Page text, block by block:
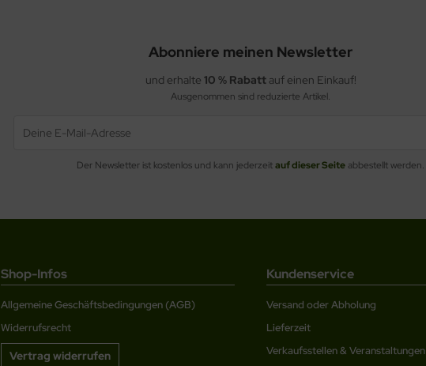
Abonniere meinen Newsletter
und erhalte 10 % Rabattauf einen Einkauf!
Ausgenommen sind reduzierte Artikel.
Der Newsletter ist kostenlos und kann jederzeitauf dieser Seiteabbestellt werden.
Shop-Infos
Allgemeine Geschäftsbedingungen (AGB)
Widerrufsrecht
Vertrag widerrufen
Kundenservice
Versand oder Abholung
Lieferzeit
Verkaufsstellen & Veranstaltungen